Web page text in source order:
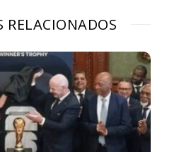
RELACIONADOS